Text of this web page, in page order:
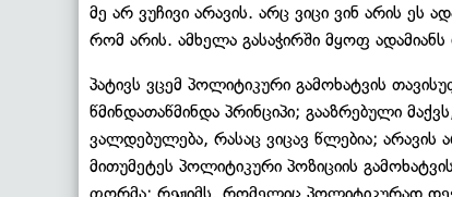
მე არ ვუჩივი არავის. არც ვიცი ვინ არის ეს
რომ არის. ამხელა გასაჭირში მყოფ
პატივს ვცემ პოლიტიკური გამოხატვის
წმინდათაწმინდა პრინციპი; გააზრებული
ვალდებულება, რასაც ვიცავ წლებია;
მითუმეტეს პოლიტიკური პოზიციის